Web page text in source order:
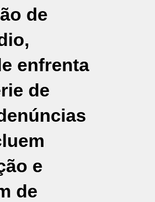
de
enfrenta
de
e
de